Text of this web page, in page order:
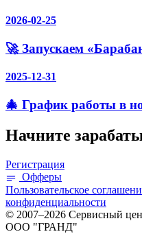
2026-02-25
🚀 Запускаем
2025-12-31
🎄 График работы в
Начните
Регистрация
Офферы
Пользовательское
конфиденциальности
© 2007–2026 Сервисный
ООО "ГРАНД"